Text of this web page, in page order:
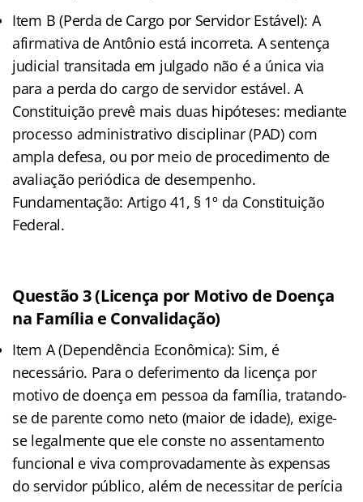
Item B (Perda de Cargo por Servidor Estável): A
afirmativa de Antônio está incorreta. A sentença
judicial transitada em julgado não é a única via
para a perda do cargo de servidor estável. A
Constituição prevê mais duas hipóteses: mediante
processo administrativo disciplinar (PAD) com
ampla defesa, ou por meio de procedimento de
avaliação periódica de desempenho.
Fundamentação: Artigo 41, § 1º da Constituição
Federal.
Questão 3 (Licença por Motivo de Doença
na Família e Convalidação)
Item A (Dependência Econômica): Sim, é
necessário. Para o deferimento da licença por
motivo de doença em pessoa da família, tratando-
se de parente como neto (maior de idade), exige-
se legalmente que ele conste no assentamento
funcional e viva comprovadamente às expensas
do servidor público, além de necessitar de perícia